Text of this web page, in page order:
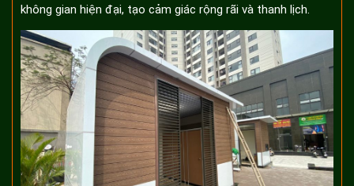
không gian hiện đại, tạo cảm giác rộng rãi và thanh lịch.